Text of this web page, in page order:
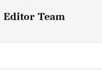
Editor Team